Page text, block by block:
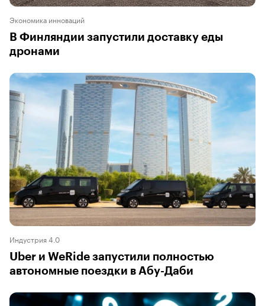
Экономика инноваций
В Финляндии запустили доставку еды
дронами
Индустрия 4.0
Uber и WeRide запустили полностью
автономные поездки в Абу-Даби